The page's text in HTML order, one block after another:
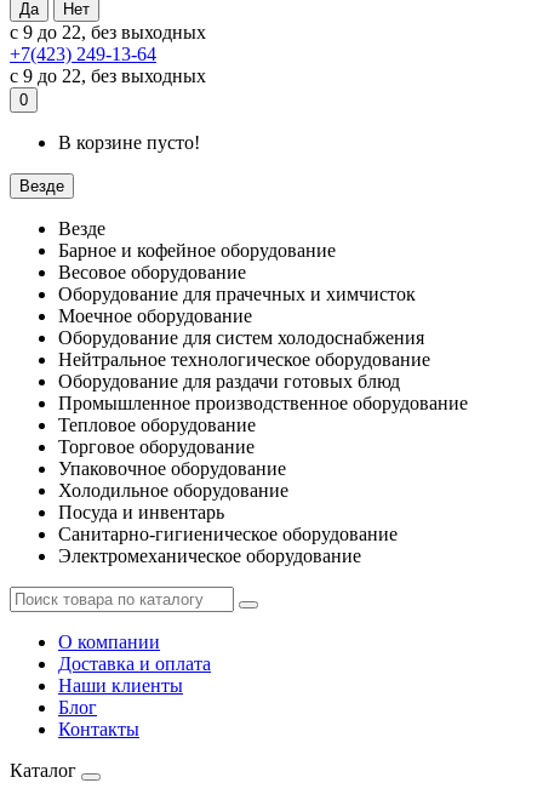
с 9 до 22, без выходных
+7(423) 249-13-64
с 9 до 22, без выходных
0
В корзине пусто!
Везде
Везде
Барное и кофейное оборудование
Весовое оборудование
Оборудование для прачечных и химчисток
Моечное оборудование
Оборудование для систем холодоснабжения
Нейтральное технологическое оборудование
Оборудование для раздачи готовых блюд
Промышленное производственное оборудование
Тепловое оборудование
Торговое оборудование
Упаковочное оборудование
Холодильное оборудование
Посуда и инвентарь
Санитарно-гигиеническое оборудование
Электромеханическое оборудование
О компании
Доставка и оплата
Наши клиенты
Блог
Контакты
Каталог